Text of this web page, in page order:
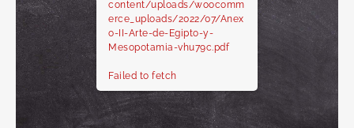
content/uploads/woocomm
erce_uploads/2022/07/Anex
o-II-Arte-de-Egipto-y-
Mesopotamia-vhu79c.pdf
Failed to fetch